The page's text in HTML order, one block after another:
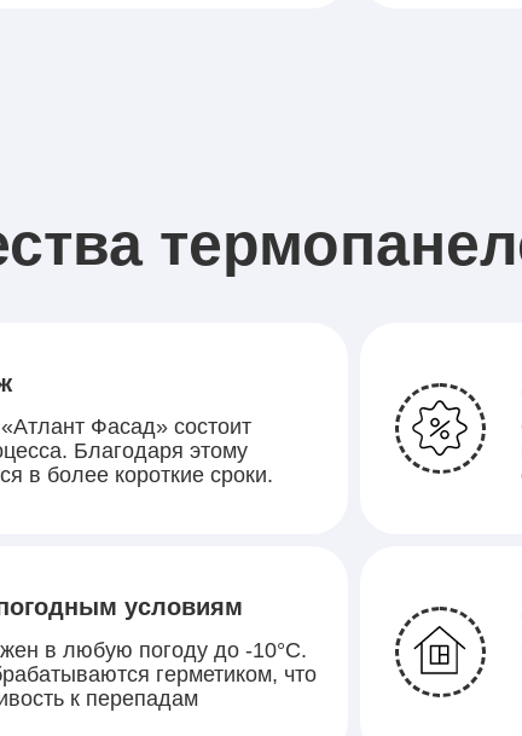
Фасад» состоит
Благодаря этому
в более короткие сроки.
условиям
в любую погоду до -10°C.
герметиком, что
к перепадам